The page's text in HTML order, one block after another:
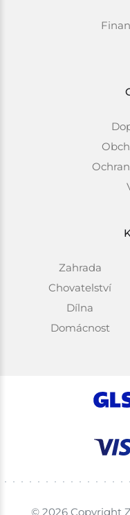
Zahrada
Chovatelství
Dílna
Domácnost
© 2026 Copyright